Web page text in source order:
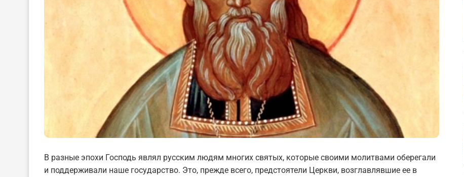
В разные эпохи Господь являл русским людям многих святых, которые своими молитвами оберегали
и поддерживали наше государство. Это, прежде всего, предстоятели Церкви, возглавлявшие ее в